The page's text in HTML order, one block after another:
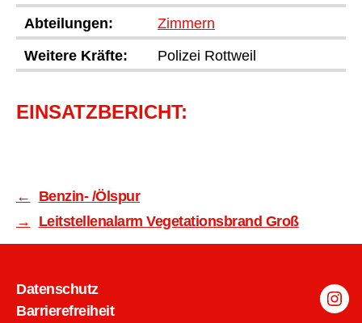
Abteilungen:
Zimmern
Weitere Kräfte:
Polizei Rottweil
EINSATZBERICHT:
←
Benzin- /Ölspur
→
Leitstellenalarm Vegetationsbrand Groß
Datenschutz
Barrierefreiheit